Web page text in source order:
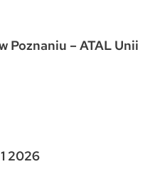
Poznaniu – ATAL Unii
2026